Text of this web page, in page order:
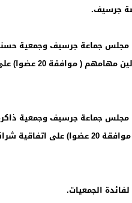
جرسيف.
صوت المجلس
مجلس جماعة جرسيف وجمعية
بالأغلبية المطلقة للأعضاء المزاولين